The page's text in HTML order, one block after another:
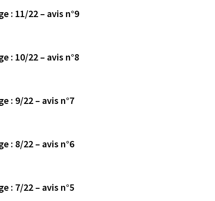
Avis déposé le 27/10/2023 en mairie de Treffieux page : 11/22 – avis n°9
Avis déposé le 27/10/2023 en mairie de Treffieux page : 10/22 – avis n°8
Avis déposé le 27/10/2023 en mairie de Treffieux page : 9/22 – avis n°7
Avis déposé le 27/10/2023 en mairie de Treffieux page : 8/22 – avis n°6
Avis déposé le 27/10/2023 en mairie de Treffieux page : 7/22 – avis n°5